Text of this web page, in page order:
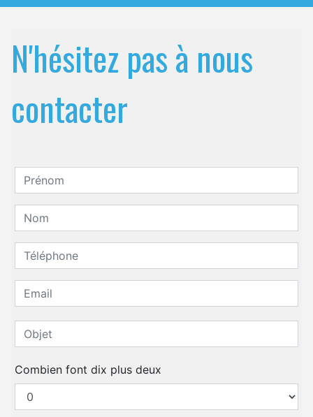
N'hésitez pas à nous
contacter
Combien font dix plus deux